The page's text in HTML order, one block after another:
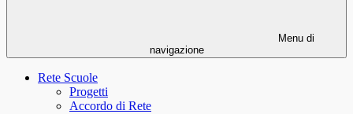
Menu di
navigazione
Rete Scuole
Progetti
Accordo di Rete